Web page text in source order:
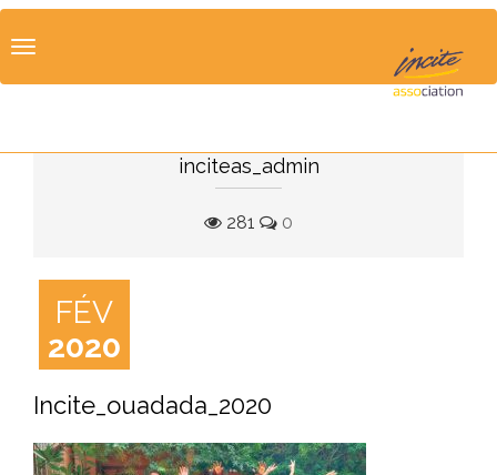
inciteas_admin
281 0
FÉV
2020
Incite_ouadada_2020